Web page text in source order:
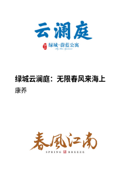
绿城云澜庭：无限春风来海上
康养